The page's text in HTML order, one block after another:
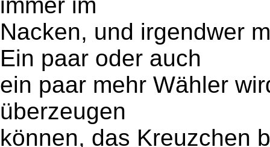
immer im
Nacken, und irgendwer
Ein paar oder auch
ein paar mehr Wähler
überzeugen
können, das Kreuzchen